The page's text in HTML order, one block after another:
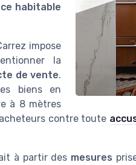
habitable
impose
la
de vente.
biens en
à 8 mètres
contre toute
à partir des mesures